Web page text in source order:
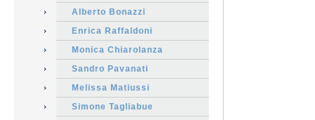
Alberto Bonazzi
Enrica Raffaldoni
Monica Chiarolanza
Sandro Pavanati
Melissa Matiussi
Simone Tagliabue